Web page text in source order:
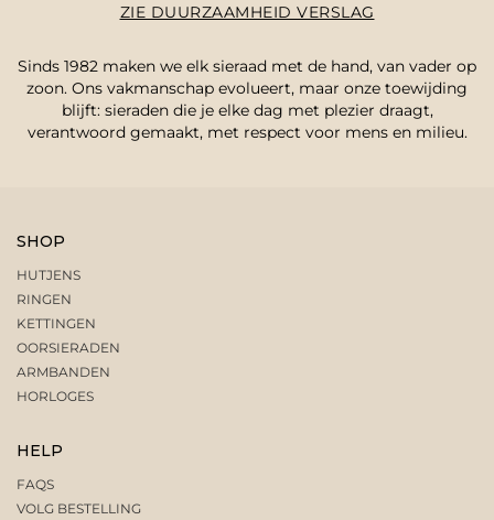
ZIE DUURZAAMHEID VERSLAG
Sinds 1982 maken we elk sieraad met de hand, van vader op
zoon. Ons vakmanschap evolueert, maar onze toewijding
blijft: sieraden die je elke dag met plezier draagt,
verantwoord gemaakt, met respect voor mens en milieu.
SHOP
HUTJENS
RINGEN
KETTINGEN
OORSIERADEN
ARMBANDEN
HORLOGES
HELP
FAQS
VOLG BESTELLING